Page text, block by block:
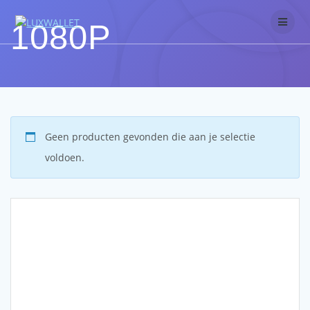
content
1080P
Geen producten gevonden die aan je selectie
voldoen.